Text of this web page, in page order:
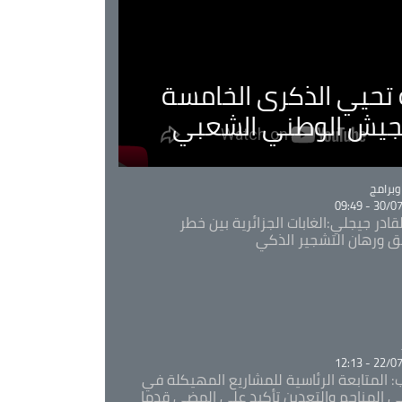
تحيي الذكرى الخامسة
الوطني الشعبي
30/07/
جيجلي:الغابات الجزائرية بين خطر
ورهان التشجير الذكي
22/07/
المتابعة الرئاسية للمشاريع المهيكلة في
المناجم والتعدين تأكيد على المضي قدما